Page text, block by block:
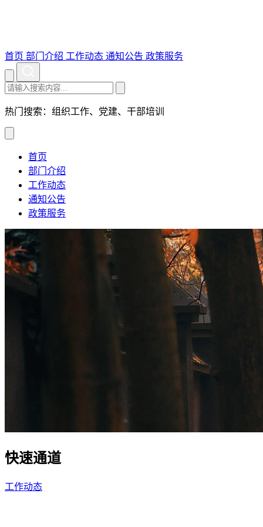
首页 部门介绍 工作动态 通知公告 政策服务
热门搜索：组织工作、党建、干部培训
首页
部门介绍
工作动态
通知公告
政策服务
快速通道
工作动态